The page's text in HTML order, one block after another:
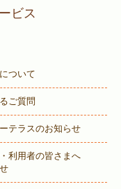
ービス
ついて
ご質問
テラスのお知らせ
利用者の皆さまへ